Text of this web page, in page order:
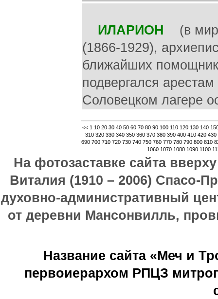
ИЛАРИОН (в
(1866-1929),
ближайших
подвергался
Соловецком лагере
<< 1 10 20 30 40 50 60 70 80 90 100 110 120 130 140
310 320 330 340 350 360 370 380 390 400 410 420 430
690 700 710 720 730 740 750 760 770 780 790 800 810
1060 1070 1080 1090 1100
На фотозаставке сайта
Виталия (1910 – 2006) Спасо-
духовно-административный
от деревни Мансонвилль,
Название сайта «Меч и
первоиерархом РПЦЗ